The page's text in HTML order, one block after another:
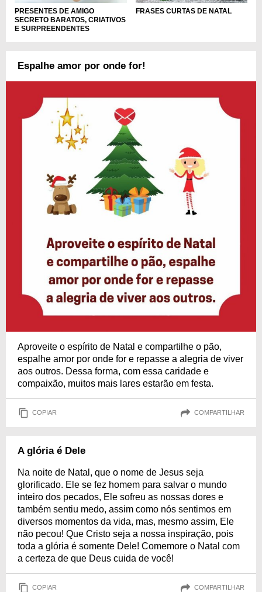
PRESENTES DE AMIGO
SECRETO BARATOS, CRIATIVOS
E SURPREENDENTES
FRASES CURTAS DE NATAL
Espalhe amor por onde for!
Aproveite o espírito de Natal e compartilhe o pão,
espalhe amor por onde for e repasse a alegria de viver
aos outros. Dessa forma, com essa caridade e
compaixão, muitos mais lares estarão em festa.
COPIAR COMPARTILHAR
A glória é Dele
Na noite de Natal, que o nome de Jesus seja
glorificado. Ele se fez homem para salvar o mundo
inteiro dos pecados, Ele sofreu as nossas dores e
também sentiu medo, assim como nós sentimos em
diversos momentos da vida, mas, mesmo assim, Ele
não pecou! Que Cristo seja a nossa inspiração, pois
toda a glória é somente Dele! Comemore o Natal com
a certeza de que Deus cuida de você!
COPIAR COMPARTILHAR